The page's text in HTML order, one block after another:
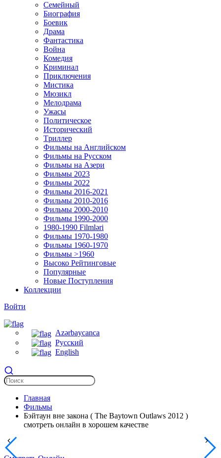
Семейный
Биография
Боевик
Драма
Фантастика
Война
Комедия
Криминал
Приключения
Мистика
Мюзикл
Мелодрама
Ужасы
Политическое
Исторический
Tриллер
Фильмы на Английском
Фильмы на Русском
Фильмы на Азери
Фильмы 2023
Фильмы 2022
Фильмы 2016-2021
Фильмы 2010-2016
Фильмы 2000-2010
Фильмы 1990-2000
1980-1990 Filmləri
Фильмы 1970-1980
Фильмы 1960-1970
Фильмы >1960
Высоко Рейтинговые
Популярные
Новые Поступления
Коллекции
Войти
Azərbaycanca
Русский
English
Главная
Фильмы
Бэйтаун вне закона ( The Baytown Outlaws 2012 )
смотреть онлайн в хорошем качестве